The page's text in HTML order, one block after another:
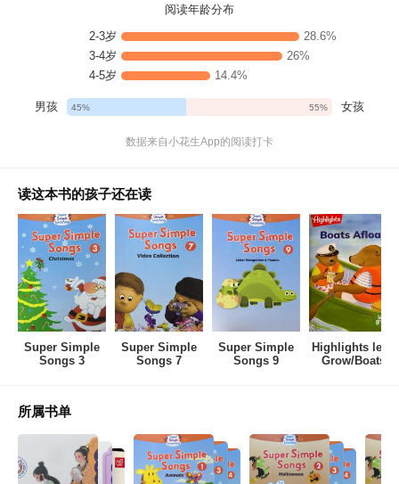
阅读年龄分布
2-3岁
28.6%
3-4岁
26%
4-5岁
14.4%
男孩 45% 55% 女孩
数据来自小花生App的阅读打卡
读这本书的孩子还在读
Super Simple
Songs 3
Super Simple
Songs 7
Super Simple
Songs 9
Highlights let's
Grow/Boats
所属书单